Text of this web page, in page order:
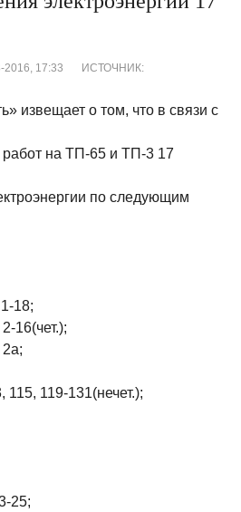
2016, 17:33 ИСТОЧНИК:
извещает о том, что в связи с
на ТП-65 и ТП-3 17
по следующим
18;
16(чет.);
115, 119-131(нечет.);
25;